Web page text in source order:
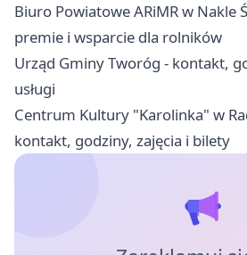
Biuro Powiatowe ARiMR w Nakle
premie i wsparcie dla rolników
Urząd Gminy Tworóg - kontakt,
usługi
Centrum Kultury "Karolinka" w
kontakt, godziny, zajęcia i bilety